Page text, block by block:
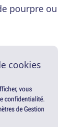
pourpre ou
cookies
vous
confidentialité.
de Gestion